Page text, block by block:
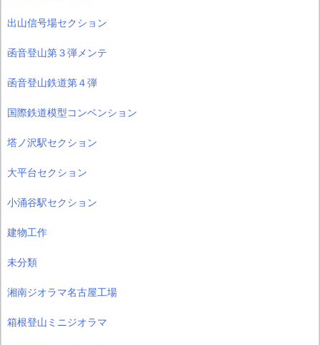
出山信号場セクション
函音登山第３弾メンテ
函音登山鉄道第４弾
国際鉄道模型コンベンション
塔ノ沢駅セクション
大平台セクション
小涌谷駅セクション
建物工作
未分類
湘南ジオラマ名古屋工場
箱根登山ミニジオラマ